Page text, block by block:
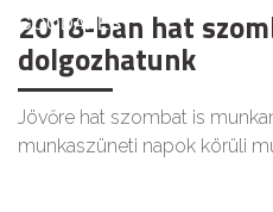
GOODAPEST
2018-ban hat
dolgozhatunk
Jövőre hat szombat is
munkaszüneti napok körüli